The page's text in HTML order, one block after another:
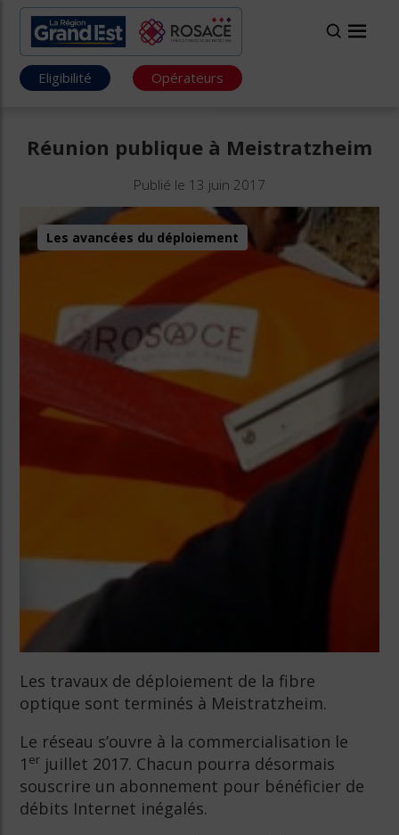
Eligibilité Opérateurs
Réunion publique à Meistratzheim
Publié le 13 juin 2017
Les avancées du déploiement
Les travaux de déploiement de la fibre
optique sont terminés à Meistratzheim.
Le réseau s’ouvre à la commercialisation le
1 er juillet 2017. Chacun pourra désormais
souscrire un abonnement pour bénéficier de
débits Internet inégalés.